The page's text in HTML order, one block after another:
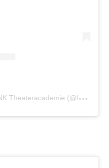
E
en bericht gedeeld door BO!NK Theateracademie (@lerenvantheater)